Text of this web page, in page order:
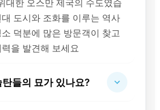
대한 오스만 제국의 수도였습
도시와 조화를 이루는 역사
덕분에 많은 방문객이 찾고
을 발견해 보세요
들의 묘가 있나요?